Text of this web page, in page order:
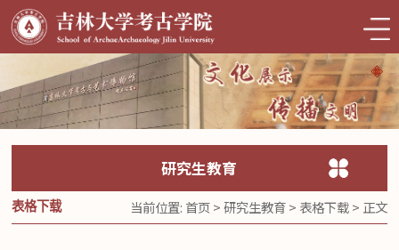
研究生教育
表格下载 当前位置: 首页>研究生教育> 表格下载> 正文